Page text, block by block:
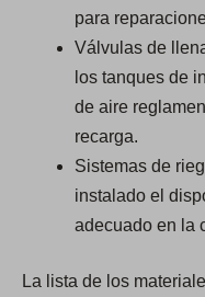
para
Válvulas de
los tanques de
de aire
recarga.
Sistemas de
instalado el
adecuado en la
La lista de los